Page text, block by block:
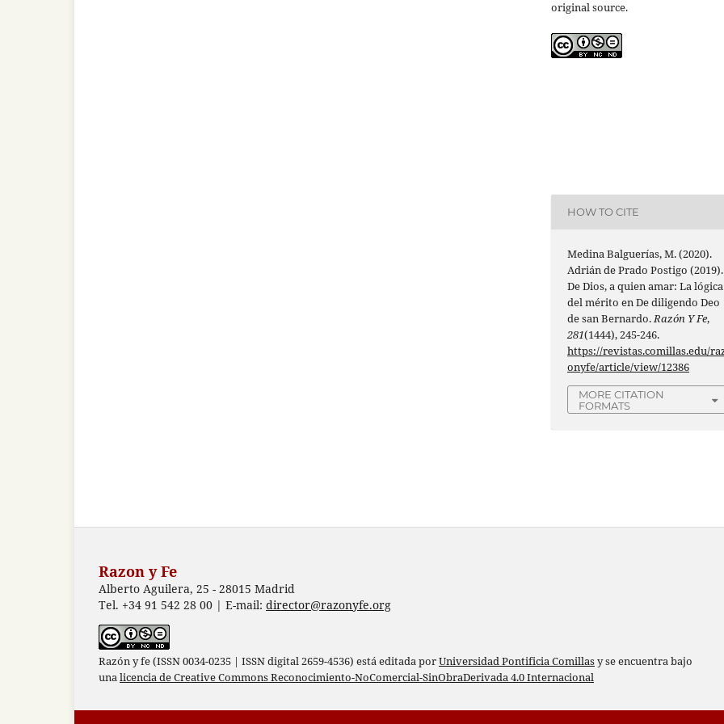
original source.
HOW TO CITE
Medina Balguerías, M. (2020).
Adrián de Prado Postigo (2019).
De Dios, a quien amar: La lógica
del mérito en De diligendo Deo
de san Bernardo.Razón Y Fe,
281(1444), 245-246.
https://revistas.comillas.edu/
onyfe/article/view/12386
MORE CITATION
FORMATS
Razon y Fe
Alberto Aguilera, 25 - 28015 Madrid
Tel. +34 91 542 28 00 | E-mail: director@razonyfe.org
Razón y fe (ISSN 0034-0235 | ISSN digital 2659-4536) está editada porUniversidad Pontificia Comillasy se encuentra bajo
unalicencia de Creative Commons Reconocimiento-NoComercial-SinObraDerivada 4.0 Internacional